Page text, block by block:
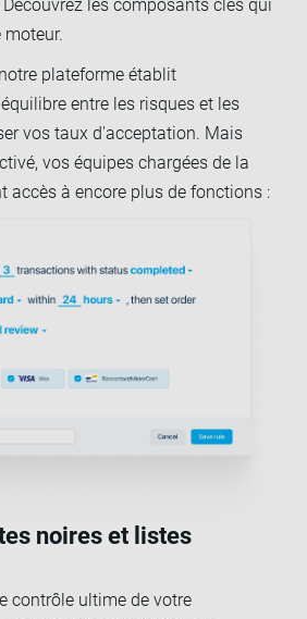
les composants clés qui
plateforme établit
entre les risques et les
vos taux d'acceptation. Mais
vos équipes chargées de la
accès à encore plus de fonctions :
noires et listes
contrôle ultime de votre